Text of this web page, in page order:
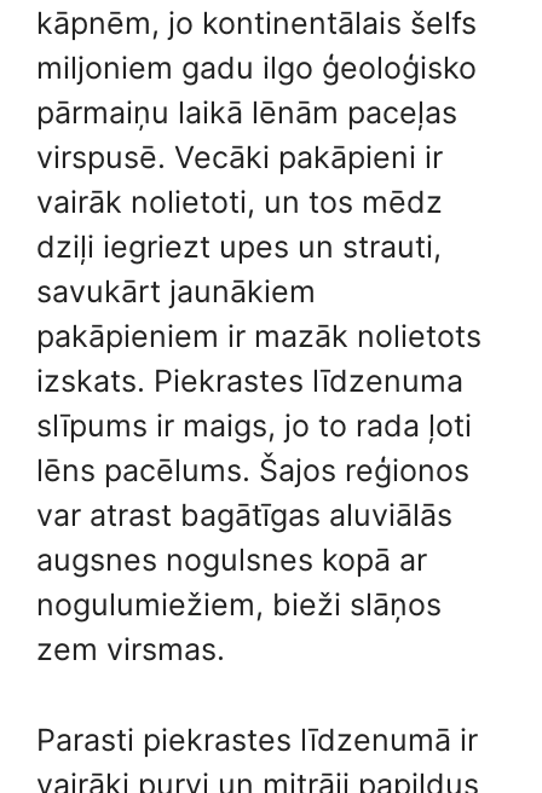
kāpnēm, jo ​​kontinentālais šelfs
miljoniem gadu ilgo ģeoloģisko
pārmaiņu laikā lēnām paceļas
virspusē. Vecāki pakāpieni ir
vairāk nolietoti, un tos mēdz
dziļi iegriezt upes un strauti,
savukārt jaunākiem
pakāpieniem ir mazāk nolietots
izskats. Piekrastes līdzenuma
slīpums ir maigs, jo to rada ļoti
lēns pacēlums. Šajos reģionos
var atrast bagātīgas aluviālās
augsnes nogulsnes kopā ar
nogulumiežiem, bieži slāņos
zem virsmas.
Parasti piekrastes līdzenumā ir
vairāki purvi un mitrāji papildus